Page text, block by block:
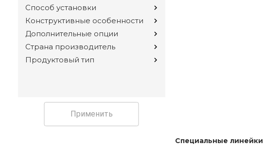
Способ установки
Конструктивные особенности
Дополнительные опции
Страна производитель
Продуктовый тип
Применить
Специальные линейки